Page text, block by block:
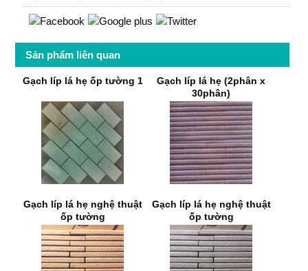
Sản phẩm liên quan
Gạch líp lá hẹ ốp tường 1
Gạch líp lá hẹ (2phân x
30phân)
Gạch líp lá hẹ nghệ thuật
ốp tường
Gạch líp lá hẹ nghệ thuật
ốp tường